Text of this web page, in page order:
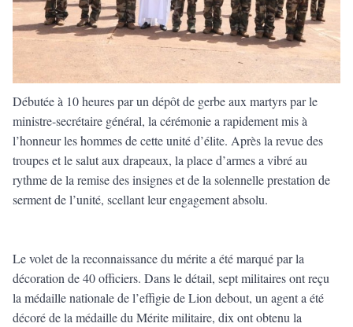
Débutée à 10 heures par un dépôt de gerbe aux martyrs par le
ministre-secrétaire général, la cérémonie a rapidement mis à
l’honneur les hommes de cette unité d’élite. Après la revue des
troupes et le salut aux drapeaux, la place d’armes a vibré au
rythme de la remise des insignes et de la solennelle prestation de
serment de l’unité, scellant leur engagement absolu.
Le volet de la reconnaissance du mérite a été marqué par la
décoration de 40 officiers. Dans le détail, sept militaires ont reçu
la médaille nationale de l’effigie de Lion debout, un agent a été
décoré de la médaille du Mérite militaire, dix ont obtenu la